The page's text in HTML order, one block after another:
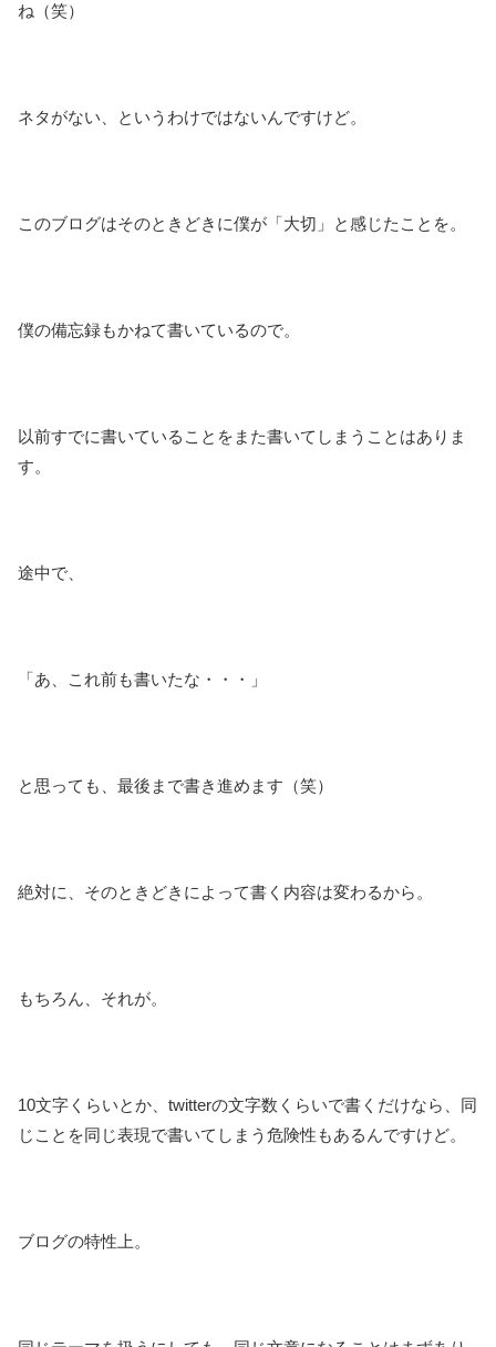
ね（笑）
ネタがない、というわけではないんですけど。
このブログはそのときどきに僕が「大切」と感じたことを。
僕の備忘録もかねて書いているので。
以前すでに書いていることをまた書いてしまうことはありま
す。
途中で、
「あ、これ前も書いたな・・・」
と思っても、最後まで書き進めます（笑）
絶対に、そのときどきによって書く内容は変わるから。
もちろん、それが。
10文字くらいとか、twitterの文字数くらいで書くだけなら、同
じことを同じ表現で書いてしまう危険性もあるんですけど。
ブログの特性上。